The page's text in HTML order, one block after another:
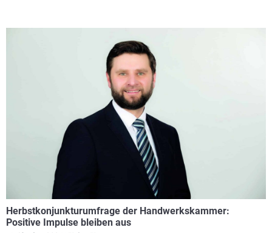
Herbstkonjunkturumfrage der Handwerkskammer:
Positive Impulse bleiben aus